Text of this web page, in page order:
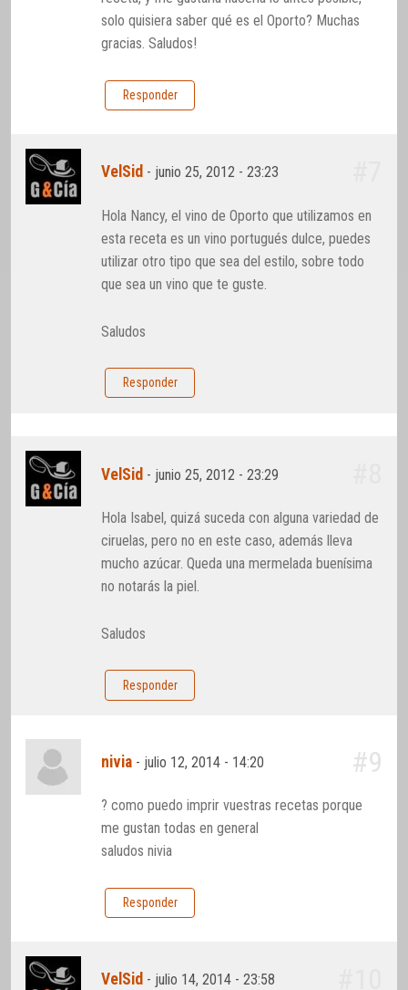
solo quisiera saber qué es el Oporto? Muchas
gracias. Saludos!
Responder
VelSid - junio 25, 2012 - 23:23
Hola Nancy, el vino de Oporto que utilizamos en
esta receta es un vino portugués dulce, puedes
utilizar otro tipo que sea del estilo, sobre todo
que sea un vino que te guste.
Saludos
Responder
VelSid - junio 25, 2012 - 23:29
Hola Isabel, quizá suceda con alguna variedad de
ciruelas, pero no en este caso, además lleva
mucho azúcar. Queda una mermelada buenísima
no notarás la piel.
Saludos
Responder
nivia - julio 12, 2014 - 14:20 #9
? como puedo imprir vuestras recetas porque
me gustan todas en general
saludos nivia
Responder
VelSid - julio 14, 2014 - 23:58